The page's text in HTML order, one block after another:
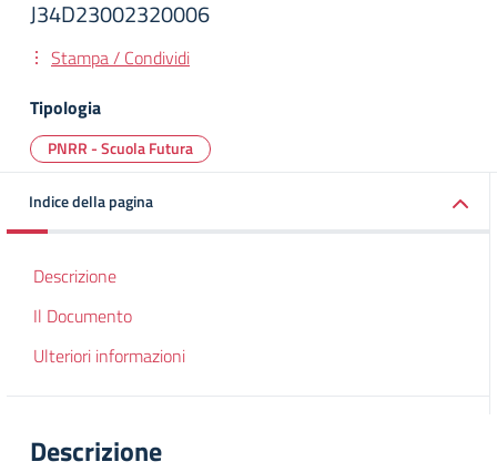
J34D23002320006
Stampa / Condividi
Tipologia
PNRR - Scuola Futura
Indice della pagina
Descrizione
Il Documento
Ulteriori informazioni
Descrizione